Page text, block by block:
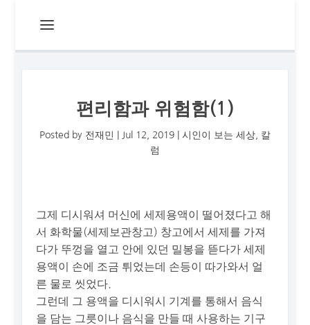
편리함과 위험함(1)
Posted by 전재민 Jul 12, 2019| 시인이 보는 세상, 칼
럼
그제 디시워셔 머신에 세제용액이 떨어졌다고 해
서 화학물(세제보관창고) 창고에서 세제를 가져
다가 뚜껑을 열고 안에 있던 밀봉을 뜯다가 세제
용액이 손에 조금 튀었는데 손등이 따가와서 얼
른 물로 씻었다.
그런데 그 용액을 디시워시 기계를 통해서 음식
을 담는 그릇이나 음식을 만들 때 사용하는 기구